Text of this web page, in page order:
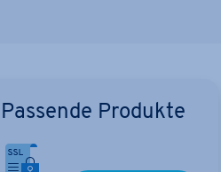
Passende Produkte